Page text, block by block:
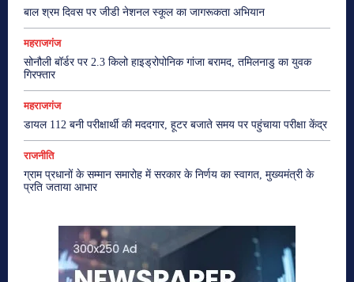
बाल श्रम दिवस पर जीडी नेशनल स्कूल का जागरूकता अभियान
महराजगंज
सोनौली बॉर्डर पर 2.3 किलो हाइड्रोपोनिक गांजा बरामद, तमिलनाडु का युवक
गिरफ्तार
महराजगंज
डायल 112 बनी परीक्षार्थी की मददगार, हूटर बजाते समय पर पहुंचाया परीक्षा केंद्र
राजनीति
ग्राम प्रधानों के सम्मान समारोह में सरकार के निर्णय का स्वागत, मुख्यमंत्री के
प्रति जताया आभार